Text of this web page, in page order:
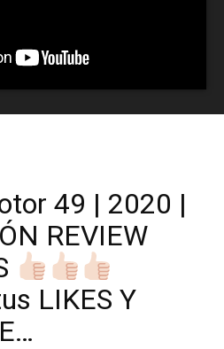
49 | 2020 |
REVIEW
LIKES Y